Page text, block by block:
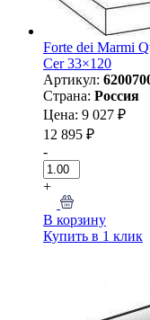
Forte dei Marmi
Cer 33×120
Артикул:
Страна: Россия
Цена: 9 027 ₽
12 895 ₽
-
+
В корзину
Купить в 1 клик